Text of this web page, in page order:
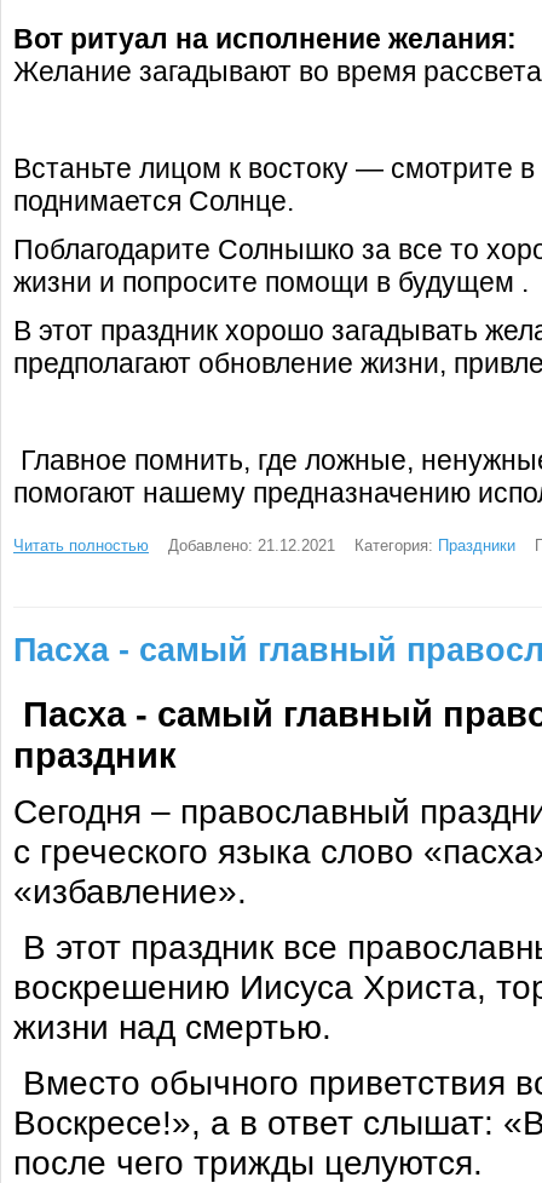
Вот ритуал на исполнение желания:
Желание загадывают во время
Встаньте лицом к востоку — смотрите
поднимается Солнце.
Поблагодарите Солнышко за все то
жизни и попросите помощи в будущем .
В этот праздник хорошо загадывать
предполагают обновление жизни,
Главное помнить, где ложные,
помогают нашему предназначению
Читать полностью Добавлено: 21.12.2021 Категория: Праздники
Пасха - самый главный
Пасха - самый главный
праздник
Сегодня – православный
с греческого языка слово
«избавление».
В этот праздник все
воскрешению Иисуса Христа,
жизни над смертью.
Вместо обычного приветствия
Воскресе!», а в ответ слышат:
после чего трижды целуются.